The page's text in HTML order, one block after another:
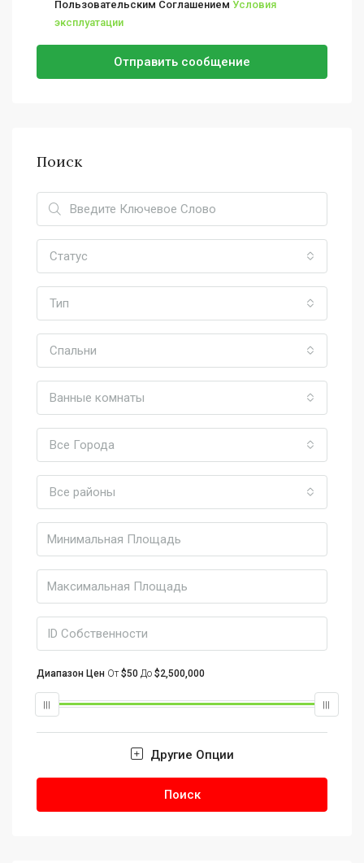
Пользовательским Соглашением Условия
эксплуатации
Отправить сообщение
Поиск
Статус
Тип
Спальни
Ванные комнаты
Все Города
Все районы
Диапазон Цен От$50 До $2,500,000
Другие Опции
Поиск